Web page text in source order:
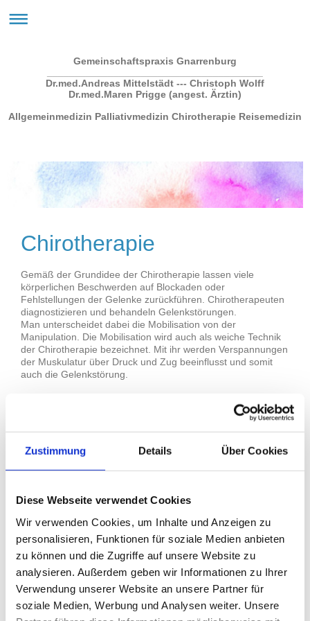
Zustimmung Details Über Cookies
Diese Webseite verwendet Cookies
Wir verwenden Cookies, um Inhalte und Anzeigen zu
personalisieren, Funktionen für soziale Medien anbieten
zu können und die Zugriffe auf unsere Website zu
analysieren. Außerdem geben wir Informationen zu Ihrer
Verwendung unserer Website an unsere Partner für
soziale Medien, Werbung und Analysen weiter. Unsere
Gemeinschaftspraxis Gnarrenburg
Dr.med.Andreas Mittelstädt --- Christoph Wolff
Dr.med.Maren Prigge (angest. Ärztin)
Allgemeinmedizin Palliativmedizin Chirotherapie Reisemedizin
Chirotherapie
Gemäß der Grundidee der Chirotherapie lassen viele
körperlichen Beschwerden auf Blockaden oder
Fehlstellungen der Gelenke zurückführen. Chirotherapeuten
diagnostizieren und behandeln Gelenkstörungen.
Man unterscheidet dabei die Mobilisation von der
Manipulation. Die Mobilisation wird auch als weiche Technik
der Chirotherapie bezeichnet. Mit ihr werden Verspannungen
der Muskulatur über Druck und Zug beeinflusst und somit
auch die Gelenkstörung.
denen die gestörte Gelenkbewegung zielgerichtet verbessert
werden soll. Dabei erfolgt die Behandlung über einen kurzen
Impuls, was häufig auch zu einem "Knackgeräusch" führt. Ob
bei einem Patienten solche Manipulationen durchgeführt
abhängig. Hat er zum Beispiel Knochentumore oder leidet er
Techniken für die Therapie nicht infrage.
Die Chirotherapie ist als Behandlungsform voll anerkannt.
Chirotherapeuten sind ausschließlich Ärzte, die durch
erworben haben. Die Berufsbezeichnung ist gesetzlich
geschützt und die Ausbildung standardisiert und einheitlich.